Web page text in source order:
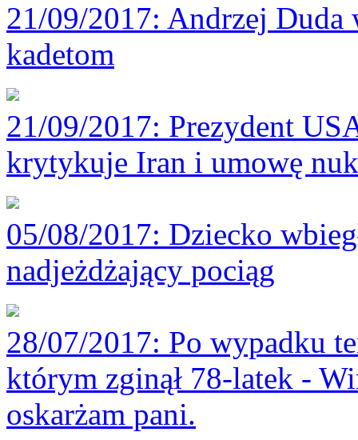
21/09/2017: Andrzej Duda
kadetom
21/09/2017: Prezydent
krytykuje Iran i umowę
05/08/2017: Dziecko
nadjeżdżający pociąg
28/07/2017: Po wypadku
którym zginął 78-latek -
oskarżam pani.